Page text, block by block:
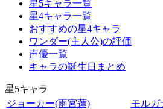
星5キャラ一覧
星4キャラ一覧
おすすめの星4キャラ
ワンダー(主人公)の評価
声優一覧
キャラの誕生日まとめ
星5キャラ
ジョーカー(雨宮蓮)
モルガ